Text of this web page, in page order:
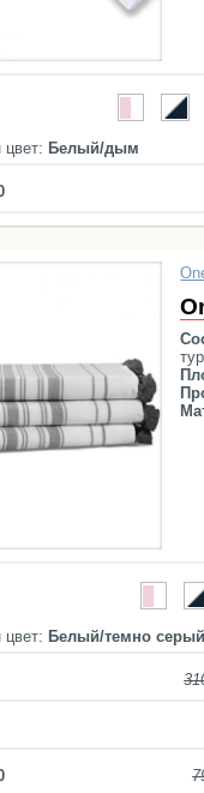
цвет: Белый/дым
цвет: Белый/темно серый